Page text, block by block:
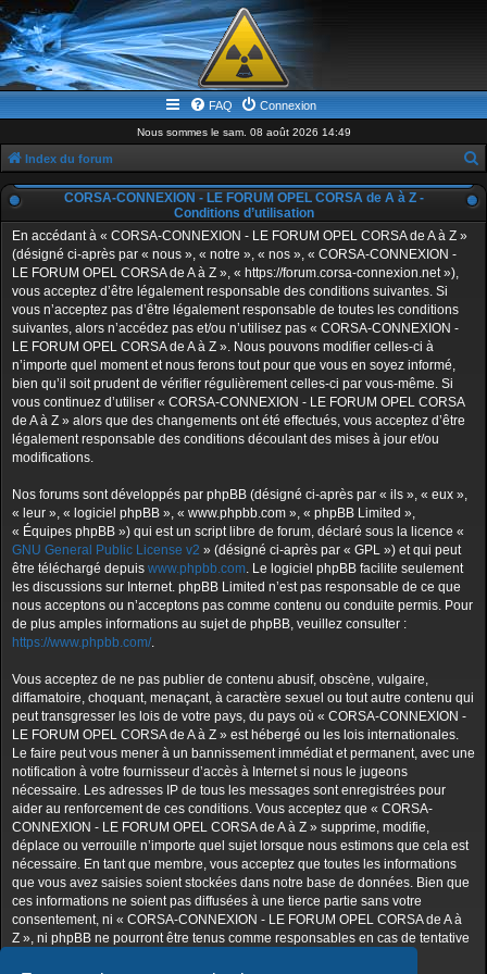
FAQ Connexion
Nous sommes le sam. 08 août 2026 14:49
Index du forum
e
CORSA-CONNEXION - LE FORUM OPEL CORSA de A à Z -
Conditions d’utilisation
En accédant à « CORSA-CONNEXION - LE FORUM OPEL CORSA de A à Z »
(désigné ci-après par « nous », « notre », « nos », « CORSA-CONNEXION -
LE FORUM OPEL CORSA de A à Z », « https://forum.corsa-connexion.net »),
vous acceptez d’être légalement responsable des conditions suivantes. Si
vous n’acceptez pas d’être légalement responsable de toutes les conditions
suivantes, alors n’accédez pas et/ou n’utilisez pas « CORSA-CONNEXION -
LE FORUM OPEL CORSA de A à Z ». Nous pouvons modifier celles-ci à
n’importe quel moment et nous ferons tout pour que vous en soyez informé,
bien qu’il soit prudent de vérifier régulièrement celles-ci par vous-même. Si
vous continuez d’utiliser « CORSA-CONNEXION - LE FORUM OPEL CORSA
de A à Z » alors que des changements ont été effectués, vous acceptez d’être
légalement responsable des conditions découlant des mises à jour et/ou
modifications.
Nos forums sont développés par phpBB (désigné ci-après par « ils », « eux »,
« leur », « logiciel phpBB », « www.phpbb.com », « phpBB Limited »,
« Équipes phpBB ») qui est un script libre de forum, déclaré sous la licence «
GNU General Public License v2 » (désigné ci-après par « GPL ») et qui peut
être téléchargé depuis www.phpbb.com. Le logiciel phpBB facilite seulement
les discussions sur Internet. phpBB Limited n’est pas responsable de ce que
nous acceptons ou n’acceptons pas comme contenu ou conduite permis. Pour
de plus amples informations au sujet de phpBB, veuillez consulter :
https://www.phpbb.com/.
Vous acceptez de ne pas publier de contenu abusif, obscène, vulgaire,
diffamatoire, choquant, menaçant, à caractère sexuel ou tout autre contenu qui
peut transgresser les lois de votre pays, du pays où « CORSA-CONNEXION -
LE FORUM OPEL CORSA de A à Z » est hébergé ou les lois internationales.
Le faire peut vous mener à un bannissement immédiat et permanent, avec une
notification à votre fournisseur d’accès à Internet si nous le jugeons
nécessaire. Les adresses IP de tous les messages sont enregistrées pour
aider au renforcement de ces conditions. Vous acceptez que « CORSA-
CONNEXION - LE FORUM OPEL CORSA de A à Z » supprime, modifie,
déplace ou verrouille n’importe quel sujet lorsque nous estimons que cela est
nécessaire. En tant que membre, vous acceptez que toutes les informations
que vous avez saisies soient stockées dans notre base de données. Bien que
ces informations ne soient pas diffusées à une tierce partie sans votre
consentement, ni « CORSA-CONNEXION - LE FORUM OPEL CORSA de A à
Z », ni phpBB ne pourront être tenus comme responsables en cas de tentative